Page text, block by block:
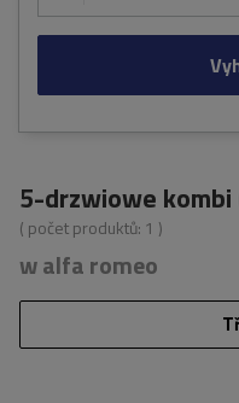
5-drzwiowe
( počet produktů: 1 )
w alfa romeo